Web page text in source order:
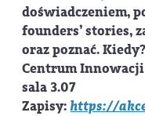
doświadczeniem,
founders’ stories,
oraz poznać.Kiedy?
Centrum Innowacji
sala 3.07
Zapisy:https://